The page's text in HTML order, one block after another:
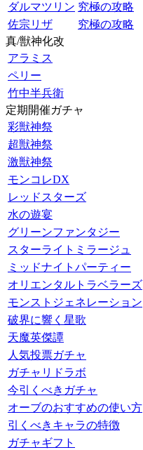
ダルマツリン 究極の攻略
佐宗リザ
究極の攻略
真/獣神化改
アラミス
ペリー
竹中半兵衛
定期開催ガチャ
彩獣神祭
超獣神祭
激獣神祭
モンコレDX
レッドスターズ
水の遊宴
グリーンファンタジー
スターライトミラージュ
ミッドナイトパーティー
オリエンタルトラベラーズ
モンストジェネレーション
破界に響く星歌
天魔英傑譚
人気投票ガチャ
ガチャリドラボ
今引くべきガチャ
オーブのおすすめの使い方
引くべきキャラの特徴
ガチャギフト